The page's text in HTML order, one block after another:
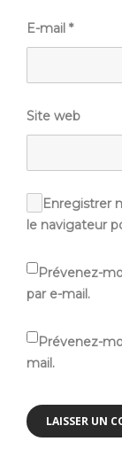
E-mail *
Site web
Enregistrer
le navigateur
Prévenez-
par e-mail.
Prévenez-
mail.